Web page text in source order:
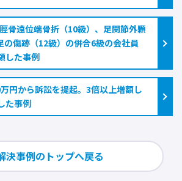
骨遠位端骨折（10級）、足関節外顆
の傷跡（12級）の併合6級の会社員
した事例
円から訴訟を提起。3倍以上増額し
た事例
決事例のトップへ戻る